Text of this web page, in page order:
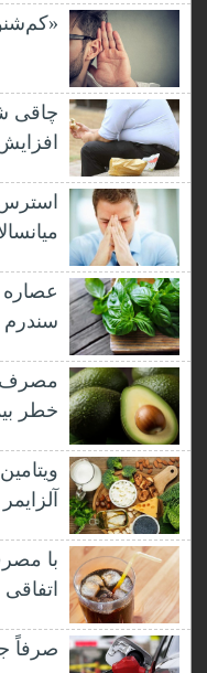
چاقی
افزایش
استرس
عصاره
سندرم
مصرف
خطر
آلزایمر
با
اتفاقی
صرفاً